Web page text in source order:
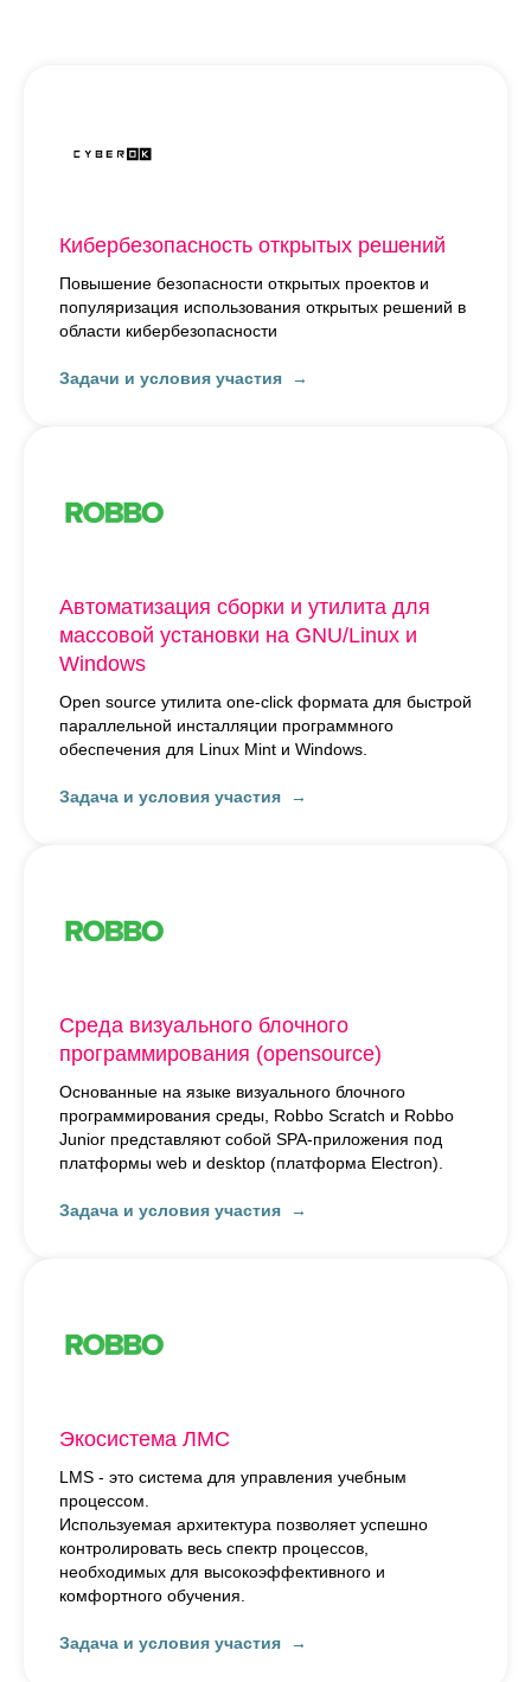
Кибербезопасность открытых решений
Повышение безопасности открытых проектов и
популяризация использования открытых решений в
области кибербезопасности
Задачи и условия участия
Автоматизация сборки и утилита для
массовой установки на GNU/Linux и
Windows
Open source утилита one-click формата для быстрой
параллельной инсталляции программного
обеспечения для Linux Mint и Windows.
Задача и условия участия
Среда визуального блочного
программирования (opensource)
Основанные на языке визуального блочного
программирования среды, Robbo Scratch и Robbo
Junior представляют собой SPA-приложения под
платформы web и desktop (платформа Electron).
Задача и условия участия
Экосистема ЛМС
LMS - это система для управления учебным
процессом.
Используемая архитектура позволяет успешно
контролировать весь спектр процессов,
необходимых для высокоэффективного и
комфортного обучения.
Задача и условия участия